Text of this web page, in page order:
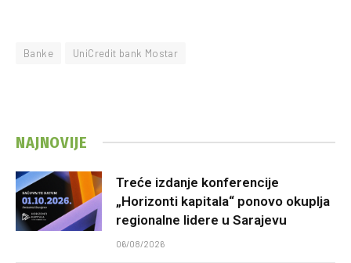
Banke UniCredit bank Mostar
NAJNOVIJE
Treće izdanje konferencije
„Horizonti kapitala“ ponovo okuplja
regionalne lidere u Sarajevu
06/08/2026